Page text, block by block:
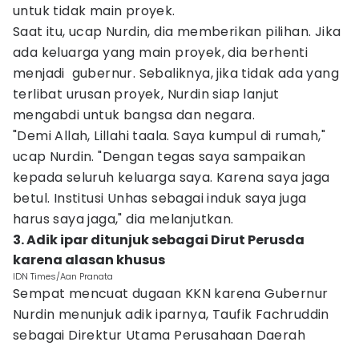
untuk tidak main proyek.
Saat itu, ucap Nurdin, dia memberikan pilihan. Jika
ada keluarga yang main proyek, dia berhenti
menjadi gubernur. Sebaliknya, jika tidak ada yang
terlibat urusan proyek, Nurdin siap lanjut
mengabdi untuk bangsa dan negara.
"Demi Allah, Lillahi taala. Saya kumpul di rumah,"
ucap Nurdin. "Dengan tegas saya sampaikan
kepada seluruh keluarga saya. Karena saya jaga
betul. Institusi Unhas sebagai induk saya juga
harus saya jaga," dia melanjutkan.
3. Adik ipar ditunjuk sebagai Dirut Perusda
karena alasan khusus
IDN Times/Aan Pranata
Sempat mencuat dugaan KKN karena Gubernur
Nurdin menunjuk adik iparnya, Taufik Fachruddin
sebagai Direktur Utama Perusahaan Daerah